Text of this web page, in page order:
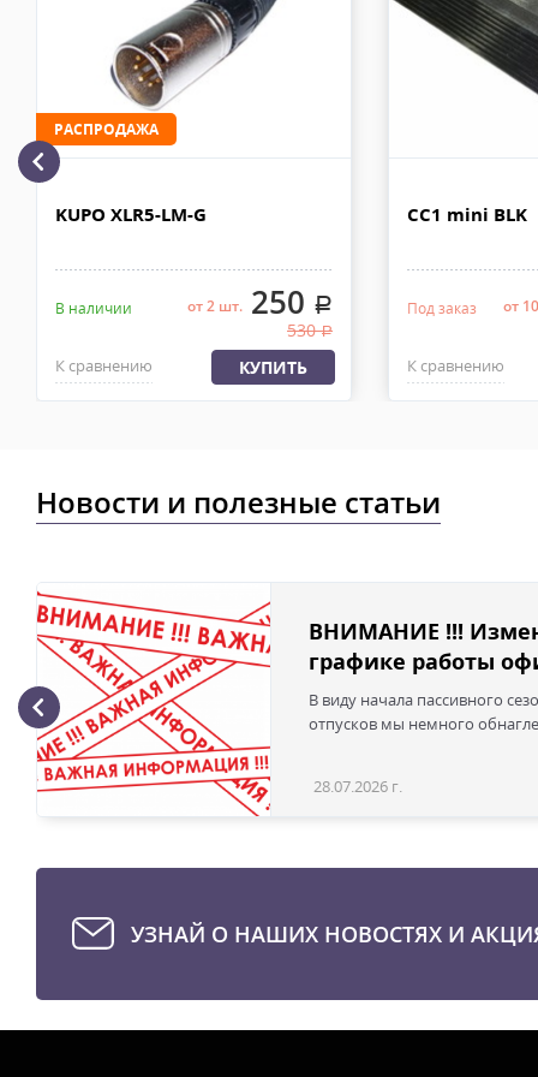
рублей. Документы отправляем с заказом или по ЭДО.
Доставка автотранспортом по Москве и за МКАД
Доставка личным автотранспортом осуществляется по
МКАД после 100% предоплаты. Вес заказа не более 100 кг,
110х90х80 см. Сроки доставки 2-4 рабочих дня. Стоимость
рублей. Документы отправляем с заказом или по ЭДО.
Доставка по Москве, МО и России - EMS ПОЧТА РОССИИ
в течении 2-4х рабочих дней с момента 100% предоплаты,
Комментарий к отзыву
РАСПРОДАЖА
KUPO XLR5-LM-G
В наличии от 2 шт.250 .
530.
К сравнению КУПИТЬ
CC1 mini BLK
Под заказ от
К сравнению
Новости и полезные статьи
ВНИМАНИЕ !!!
графике работы
В виду начала пассивного
отпусков мы немного
28.07.2026 г.
УЗНАЙ О НАШИХ НОВОСТЯХ И